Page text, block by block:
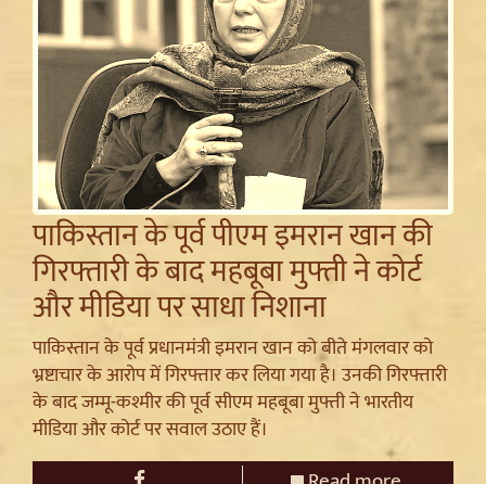
पाकिस्तान के पूर्व पीएम इमरान खान की
गिरफ्तारी के बाद महबूबा मुफ्ती ने कोर्ट
और मीडिया पर साधा निशाना
पाकिस्तान के पूर्व प्रधानमंत्री इमरान खान को बीते मंगलवार को
भ्रष्टाचार के आरोप में गिरफ्तार कर लिया गया है। उनकी गिरफ्तारी
के बाद जम्मू-कश्मीर की पूर्व सीएम महबूबा मुफ्ती ने भारतीय
मीडिया और कोर्ट पर सवाल उठाए हैं।